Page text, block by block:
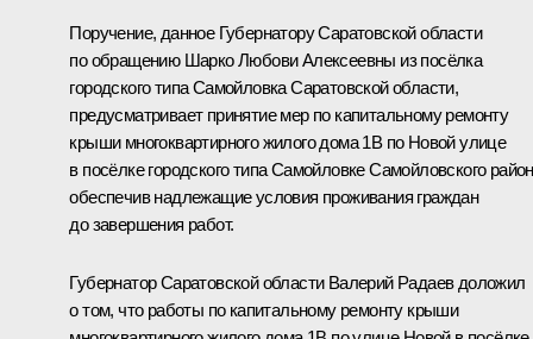
Поручение, данное Губернатору Саратовской области
по обращению Шарко Любови Алексеевны из посёлка
городского типа Самойловка Саратовской области,
предусматривает принятие мер по капитальному ремонту
крыши многоквартирного жилого дома 1В по Новой улице
в посёлке городского типа Самойловке Самойловского
обеспечив надлежащие условия проживания граждан
до завершения работ.
Губернатор Саратовской области Валерий Радаев доложил
о том, что работы по капитальному ремонту крыши